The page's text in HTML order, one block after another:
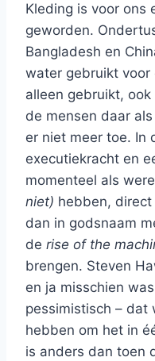
Kleding is voor ons
geworden.
Bangladesh en
water gebruikt voor
alleen gebruikt,
de mensen daar
er niet meer toe. In
executiekracht en
momenteel als
niet) hebben,
dan in godsnaam
de rise of the
brengen. Steven
en ja misschien
pessimistisch – dat
hebben om het in
is anders dan toen